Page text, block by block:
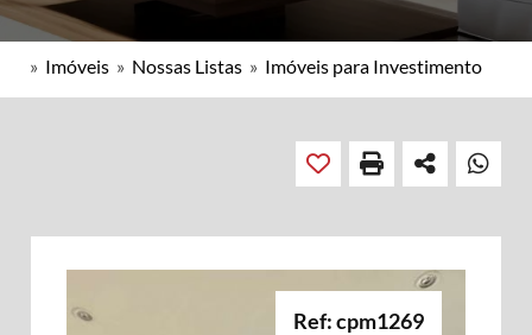
» Imóveis » Nossas Listas » Imóveis para Investimento
Ref: cpm1269